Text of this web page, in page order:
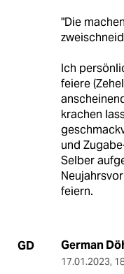
"Die
Ich
feiere
krachen
und
Selber
feiern.
GD German
17.01.2023,